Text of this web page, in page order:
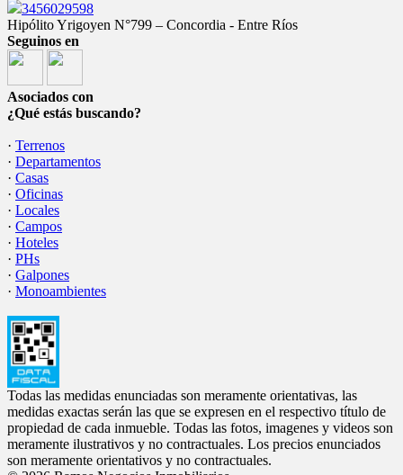
3456029598
Hipólito Yrigoyen N°799 – Concordia - Entre Ríos
Seguinos en
Asociados con
¿Qué estás buscando?
· Terrenos
· Departamentos
· Casas
· Oficinas
· Locales
· Campos
· Hoteles
· PHs
· Galpones
· Monoambientes
Todas las medidas enunciadas son meramente orientativas, las
medidas exactas serán las que se expresen en el respectivo título de
propiedad de cada inmueble. Todas las fotos, imagenes y videos son
meramente ilustrativos y no contractuales. Los precios enunciados
son meramente orientativos y no contractuales.